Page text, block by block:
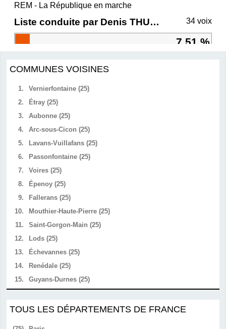
REM - La République en marche
Liste conduite par Denis THURIOT 34 voix
7,51 %
COMMUNES VOISINES
1.
Vernierfontaine (25)
2.
Étray (25)
3.
Aubonne (25)
4.
Arc-sous-Cicon (25)
5.
Lavans-Vuillafans (25)
6.
Passonfontaine (25)
7.
Voires (25)
8.
Épenoy (25)
9.
Fallerans (25)
10.
Mouthier-Haute-Pierre (25)
11.
Saint-Gorgon-Main (25)
12.
Lods (25)
13.
Échevannes (25)
14.
Renédale (25)
15.
Guyans-Durnes (25)
TOUS LES DÉPARTEMENTS DE FRANCE